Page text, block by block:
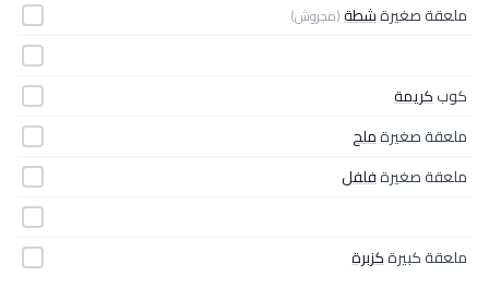
ملعقة صغيرةشطة(مجروش)
كوبكريمة
ملعقة صغيرةملح
ملعقة صغيرةفلفل
ملعقة كبيرةكزبرة